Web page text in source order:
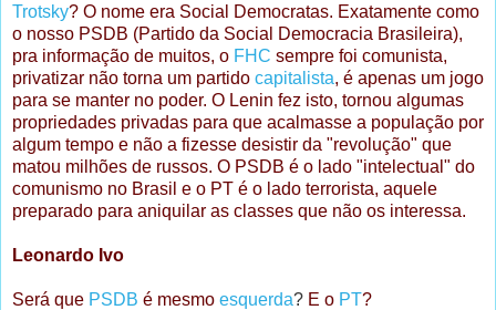
Trotsky? O nome era Social Democratas. Exatamente como
o nosso PSDB (Partido da Social Democracia Brasileira),
pra informação de muitos, o FHC sempre foi comunista,
privatizar não torna um partido capitalista, é apenas um jogo
para se manter no poder. O Lenin fez isto, tornou algumas
propriedades privadas para que acalmasse a população por
algum tempo e não a fizesse desistir da "revolução" que
matou milhões de russos. O PSDB é o lado "intelectual" do
comunismo no Brasil e o PT é o lado terrorista, aquele
preparado para aniquilar as classes que não os interessa.
Leonardo Ivo
Será que PSDB é mesmo esquerda? E o PT?